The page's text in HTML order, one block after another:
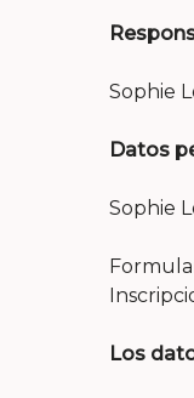
Sophie
Datos
Sophie
Los